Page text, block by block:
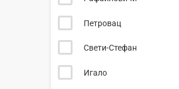
Петровац
Свети-Стефан
Игало